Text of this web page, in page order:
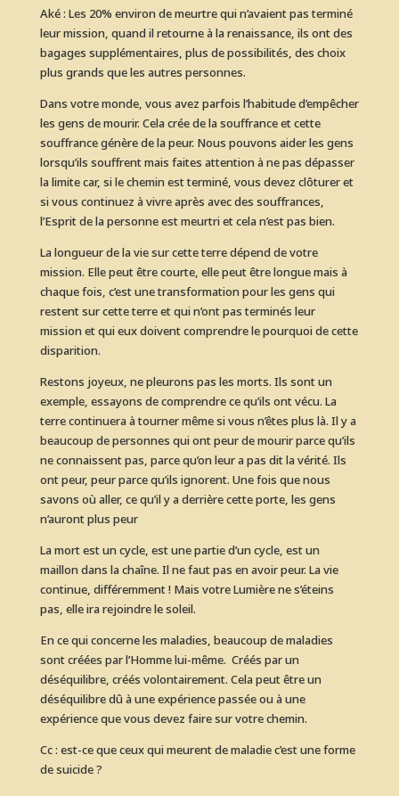
Aké : Les 20% environ de meurtre qui n’avaient pas terminé
leur mission, quand il retourne à la renaissance, ils ont des
bagages supplémentaires, plus de possibilités, des choix
plus grands que les autres personnes.
Dans votre monde, vous avez parfois l’habitude d’empêcher
les gens de mourir. Cela crée de la souffrance et cette
souffrance génère de la peur. Nous pouvons aider les gens
lorsqu’ils souffrent mais faites attention à ne pas dépasser
la limite car, si le chemin est terminé, vous devez clôturer et
si vous continuez à vivre après avec des souffrances,
l’Esprit de la personne est meurtri et cela n’est pas bien.
La longueur de la vie sur cette terre dépend de votre
mission. Elle peut être courte, elle peut être longue mais à
chaque fois, c’est une transformation pour les gens qui
restent sur cette terre et qui n’ont pas terminés leur
mission et qui eux doivent comprendre le pourquoi de cette
disparition.
Restons joyeux, ne pleurons pas les morts. Ils sont un
exemple, essayons de comprendre ce qu’ils ont vécu. La
terre continuera à tourner même si vous n’êtes plus là. Il y a
beaucoup de personnes qui ont peur de mourir parce qu’ils
ne connaissent pas, parce qu’on leur a pas dit la vérité. Ils
ont peur, peur parce qu’ils ignorent. Une fois que nous
savons où aller, ce qu’il y a derrière cette porte, les gens
n’auront plus peur
La mort est un cycle, est une partie d’un cycle, est un
maillon dans la chaîne. Il ne faut pas en avoir peur. La vie
continue, différemment ! Mais votre Lumière ne s’éteins
pas, elle ira rejoindre le soleil.
En ce qui concerne les maladies, beaucoup de maladies
sont créées par l’Homme lui-même. Créés par un
déséquilibre, créés volontairement. Cela peut être un
déséquilibre dû à une expérience passée ou à une
expérience que vous devez faire sur votre chemin.
Cc : est-ce que ceux qui meurent de maladie c’est une forme
de suicide ?